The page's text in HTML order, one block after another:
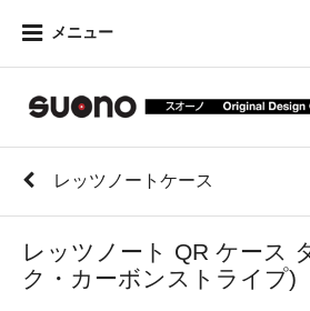
メニュー
レッツノートケース
レッツノート QR ケース
ク・カーボンストライプ)